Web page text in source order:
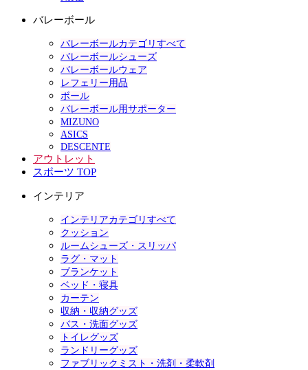
バレーボール
バレーボールカテゴリすべて
バレーボールシューズ
バレーボールウェア
レフェリー用品
ボール
バレーボール用サポーター
MIZUNO
ASICS
DESCENTE
アウトレット
スポーツ TOP
インテリア
インテリアカテゴリすべて
クッション
ルームシューズ・スリッパ
ラグ・マット
ブランケット
ベッド・寝具
カーテン
収納・収納グッズ
バス・洗面グッズ
トイレグッズ
ランドリーグッズ
ファブリックミスト・洗剤・柔軟剤